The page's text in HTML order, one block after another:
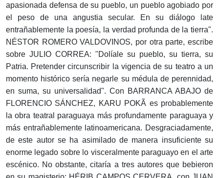
apasionada defensa de su pueblo, un pueblo agobiado por
el peso de una angustia secular. En su diálogo late
entrañablemente la poesía, la verdad profunda de la tierra".
NÉSTOR ROMERO VALDOVINOS, por otra parte, escribe
sobre JULIO CORREA: "Dolíale su pueblo, su tierra, su
Patria. Pretender circunscribir la vigencia de su teatro a un
momento histórico sería negarle su médula de perennidad,
en suma, su universalidad". Con BARRANCA ABAJO de
FLORENCIO SÁNCHEZ, KARU POKÃ es probablemente
la obra teatral paraguaya más profundamente paraguaya y
más entrañablemente latinoamericana. Desgraciadamente,
de este autor se ha asimilado de manera insuficiente su
enorme legado sobre lo visceralmente paraguayo en el arte
escénico. No obstante, citaría a tres autores que bebieron